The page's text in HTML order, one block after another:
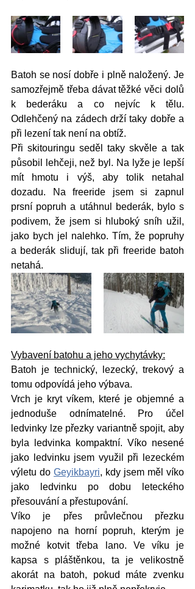
Batoh se nosí dobře i plně naložený. Je
samozřejmě třeba dávat těžké věci dolů
k bederáku a co nejvíc k tělu.
Odlehčený na zádech drží taky dobře a
při lezení tak není na obtíž.
Při skitouringu seděl taky skvěle a tak
působil lehčeji, než byl. Na lyže je lepší
mít hmotu i výš, aby tolik netahal
dozadu. Na freeride jsem si zapnul
prsní popruh a utáhnul bederák, bylo s
podivem, že jsem si hluboký sníh užil,
jako bych jel nalehko. Tím, že popruhy
a bederák slidují, tak při freeride batoh
netahá.
Vybavení batohu a jeho vychytávky:
Batoh je technický, lezecký, trekový a
tomu odpovídá jeho výbava.
Vrch je kryt víkem, které je objemné a
jednoduše odnímatelné. Pro účel
ledvinky lze přezky variantně spojit, aby
byla ledvinka kompaktní. Víko nesené
jako ledvinku jsem využil při lezeckém
výletu do Geyikbayri, kdy jsem měl víko
jako ledvinku po dobu leteckého
přesouvání a přestupování.
Víko je přes průvlečnou přezku
napojeno na horní popruh, kterým je
možné kotvit třeba lano. Ve víku je
kapsa s pláštěnkou, ta je velikostně
akorát na batoh, pokud máte zvenku